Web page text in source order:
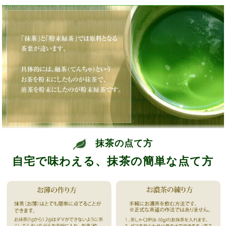
抹茶の点て方
自宅で味わえる、抹茶の簡単な点て方